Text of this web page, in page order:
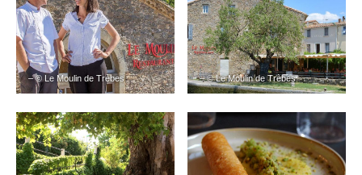
– © Le Moulin de Trèbes – © Le Moulin de Trèbes